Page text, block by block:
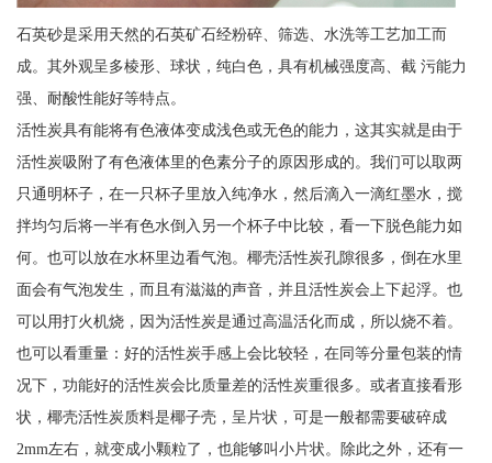
石英砂是采用天然的石英矿石经粉碎、筛选、水洗等工艺加工而
成。其外观呈多棱形、球状，纯白色，具有机械强度高、截 污能力
强、耐酸性能好等特点。
活性炭具有能将有色液体变成浅色或无色的能力，这其实就是由于
活性炭吸附了有色液体里的色素分子的原因形成的。我们可以取两
只通明杯子，在一只杯子里放入纯净水，然后滴入一滴红墨水，搅
拌均匀后将一半有色水倒入另一个杯子中比较，看一下脱色能力如
何。也可以放在水杯里边看气泡。椰壳活性炭孔隙很多，倒在水里
面会有气泡发生，而且有滋滋的声音，并且活性炭会上下起浮。也
可以用打火机烧，因为活性炭是通过高温活化而成，所以烧不着。
也可以看重量：好的活性炭手感上会比较轻，在同等分量包装的情
况下，功能好的活性炭会比质量差的活性炭重很多。或者直接看形
状，椰壳活性炭质料是椰子壳，呈片状，可是一般都需要破碎成
2mm左右，就变成小颗粒了，也能够叫小片状。除此之外，还有一